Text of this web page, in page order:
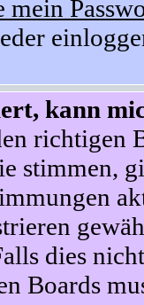
mein
kann
richtigen
stimmen,
dies
Boards